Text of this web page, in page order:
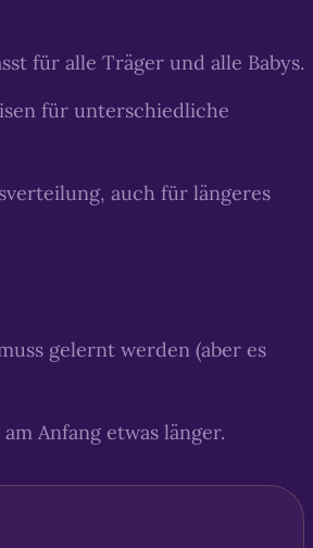
für alle Träger und alle Babys.
für unterschiedliche
auch für längeres
gelernt werden (aber es
Anfang etwas länger.